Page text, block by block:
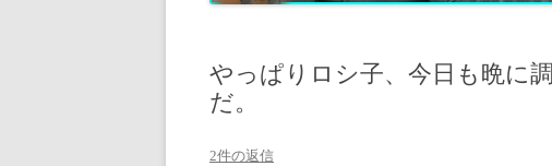
やっぱりロシ子、今日も晩に
だ。
2件の返信